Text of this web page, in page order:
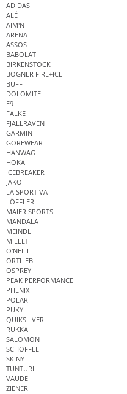
ADIDAS
ALÉ
AIM'N
ARENA
ASSOS
BABOLAT
BIRKENSTOCK
BOGNER FIRE+ICE
BUFF
DOLOMITE
E9
FALKE
FJÄLLRÄVEN
GARMIN
GOREWEAR
HANWAG
HOKA
ICEBREAKER
JAKO
LA SPORTIVA
LÖFFLER
MAIER SPORTS
MANDALA
MEINDL
MILLET
O'NEILL
ORTLIEB
OSPREY
PEAK PERFORMANCE
PHENIX
POLAR
PUKY
QUIKSILVER
RUKKA
SALOMON
SCHÖFFEL
SKINY
TUNTURI
VAUDE
ZIENER